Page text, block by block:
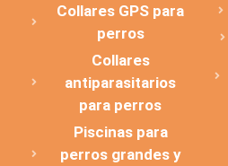
Collares GPS para
perros
Collares
antiparasitarios
para perros
Piscinas para
perros grandes y